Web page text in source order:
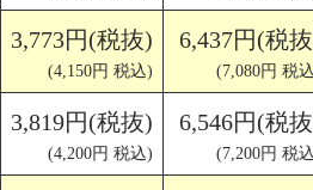
3,773円(税抜)
(4,150円 税込)
6,437円(税
(7,080円 税
3,819円(税抜)
(4,200円 税込)
6,546円(税
(7,200円 税